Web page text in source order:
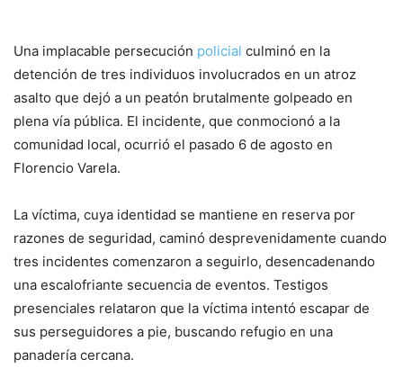
Una implacable persecución policial culminó en la
detención de tres individuos involucrados en un atroz
asalto que dejó a un peatón brutalmente golpeado en
plena vía pública. El incidente, que conmocionó a la
comunidad local, ocurrió el pasado 6 de agosto en
Florencio Varela.
La víctima, cuya identidad se mantiene en reserva por
razones de seguridad, caminó desprevenidamente cuando
tres incidentes comenzaron a seguirlo, desencadenando
una escalofriante secuencia de eventos. Testigos
presenciales relataron que la víctima intentó escapar de
sus perseguidores a pie, buscando refugio en una
panadería cercana.